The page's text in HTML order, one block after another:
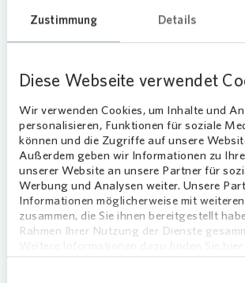
Zustimmung Details
Diese Webseite verwendet
Wir verwenden Cookies, um Inhalte und
personalisieren, Funktionen für soziale
können und die Zugriffe auf unsere
Außerdem geben wir Informationen zu
unserer Website an unsere Partner für
Werbung und Analysen weiter. Unsere
Informationen möglicherweise mit
zusammen, die Sie ihnen bereitgestellt
Rahmen Ihrer Nutzung der Dienste
Gemeinsam in der Natur
In den Kids-Gärten können Kinder
lernen, wie verschiedene Obst- und
geerntet werden. Hilfe bekommen
erfahrenen Hobbygärtnern aus dem
„Naschecke“ des Gartens werden in
Himbeeren, Brombeeren und
angebaut. Nach der Ernte haben die
Möglichkeit die gereiften Früchte zu
und anschließend zu verkosten. Dafür